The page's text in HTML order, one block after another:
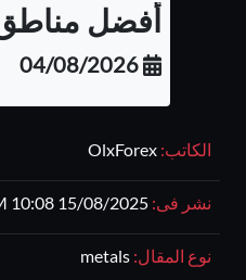
الكاتب: OlxForex
نشر فى: 15/08/2025 10:08 AM
نوع المقال: metals
أفضل
04/08/2026